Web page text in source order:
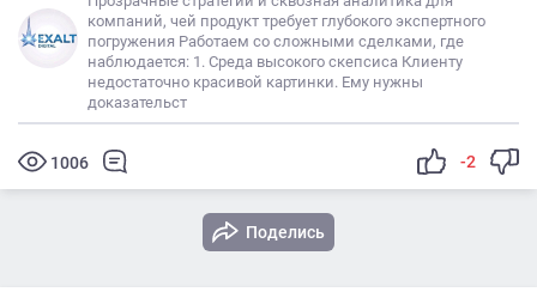
компаний, чей продукт требует глубокого экспертного
погружения Работаем со сложными сделками, где
наблюдается: 1. Среда высокого скепсиса Клиенту
недостаточно красивой картинки. Ему нужны
доказательст
1006 -2
Поделись